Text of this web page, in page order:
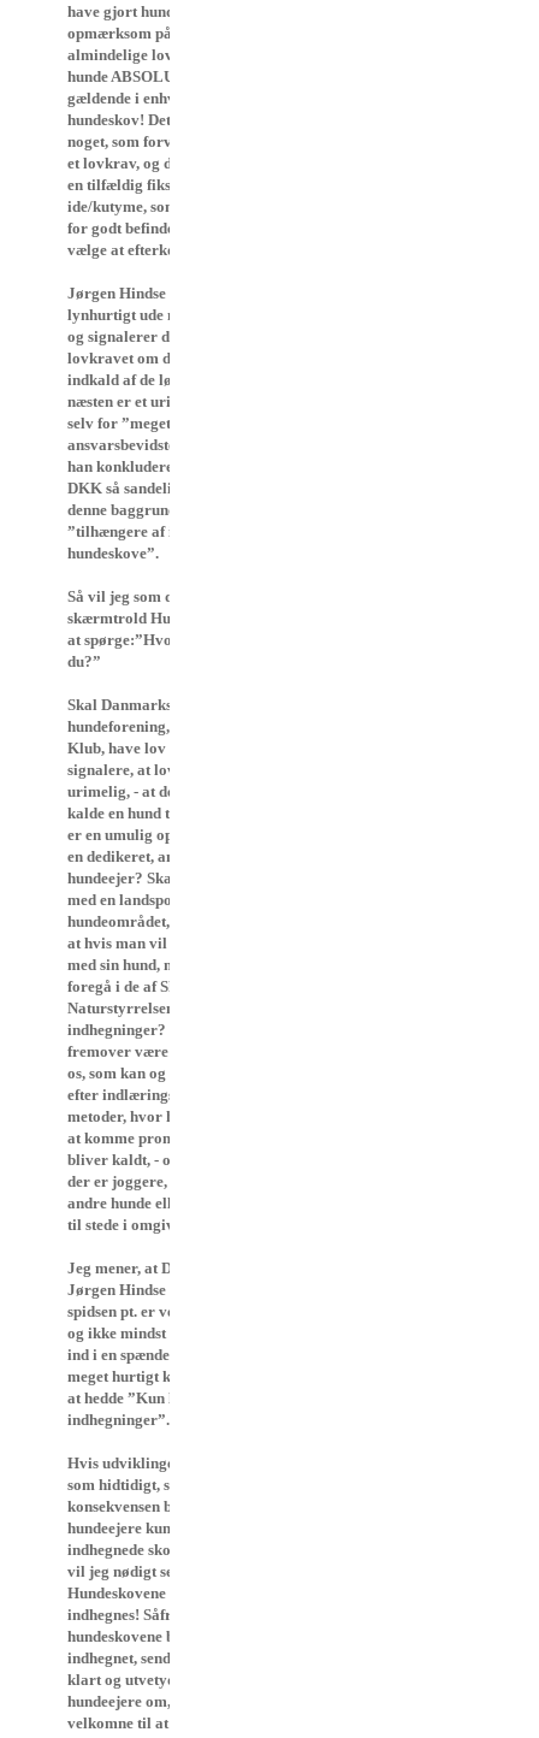
have gjort hundeejeren
opmærksom på, at den
almindelige lov om løse
hunde ABSOLUT også er
gældende i enhver
hundeskov! Det er ikke ”bare
noget, som forventes”, - det er
et lovkrav, og det er ikke bare
en tilfældig fiks lokal kulturel
ide/kutyme, som man alt efter
for godt befindende kan
vælge at efterkomme eller ej!
Jørgen Hindse Madsen er
lynhurtigt ude med sit ”men”
og signalerer dermed, at
lovkravet om det gode
indkald af de løse hunde
næsten er et urimeligt krav
selv for ”meget
ansvarsbevidste ejere”, og
han konkluderer da også, at
DKK så sandelig også på
denne baggrund er
”tilhængere af indhegnede
hundeskove”.
Så vil jeg som den fordums
skærmtrold Hugo have lov til
at spørge:”Hvor skal vi hen,
du?”
Skal Danmarks største
hundeforening, Dansk Kennel
Klub, have lov til at
signalere, at lovgivningen er
urimelig, - at dét, at kunne
kalde en hund til sig stort set
er en umulig opgave selv for
en dedikeret, ansvarsfuld
hundeejer? Skal vi ende op
med en landspolitik på
hundeområdet, som hedder,
at hvis man vil færdes løs
med sin hund, må det KUN
foregå i de af Skov- og
Naturstyrrelsens opsatte
indhegninger? Skal der
fremover være plads til de af
os, som kan og vil arbejde
efter indlærings-principper/-
metoder, hvor hundene lærer
at komme prompte, når der
bliver kaldt, - også selvom
der er joggere, cyklister,
andre hunde eller sågar vildt
til stede i omgivelserne?
Jeg mener, at DKK med
Jørgen Hindse Madsen i
spidsen pt. er ved at styre os
og ikke mindst vores hunde
ind i en spændetrøje, som
meget hurtigt kan komme til
at hedde ”Kun løs i
indhegninger”.
Hvis udviklingen fortsætter
som hidtidigt, spår jeg, at
konsekvensen bliver, at
hundeejere kun er velkomne i
indhegnede skovområder. Det
vil jeg nødigt se.
Hundeskovene skal ikke
indhegnes! Såfremt
hundeskovene bliver
indhegnet, sender man et
klart og utvetydigt signal til
hundeejere om, at de er
velkomne til at slippe deres